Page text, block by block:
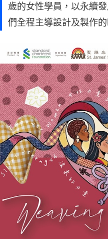
歲的女性學員，以永續
們全程主導設計及製作的